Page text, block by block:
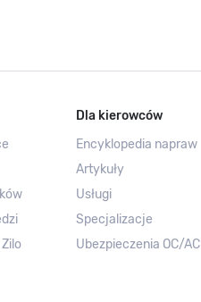
Dla kierowców
Encyklopedia napraw
Artykuły
Usługi
Specjalizacje
Ubezpieczenia OC/AC